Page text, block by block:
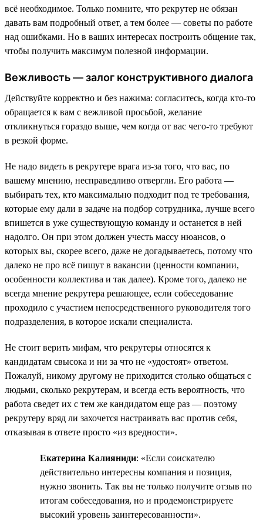
всё необходимое. Только помните, что рекрутер не обязан
давать вам подробный ответ, а тем более — советы по работе
над ошибками. Но в ваших интересах построить общение так,
чтобы получить максимум полезной информации.
Вежливость — залог конструктивного диалога
Действуйте корректно и без нажима: согласитесь, когда кто-то
обращается к вам с вежливой просьбой, желание
откликнуться гораздо выше, чем когда от вас чего-то требуют
в резкой форме.
Не надо видеть в рекрутере врага из-за того, что вас, по
вашему мнению, несправедливо отвергли. Его работа —
выбирать тех, кто максимально подходит под те требования,
которые ему дали в задаче на подбор сотрудника, лучше всего
впишется в уже существующую команду и останется в ней
надолго. Он при этом должен учесть массу нюансов, о
которых вы, скорее всего, даже не догадываетесь, потому что
далеко не про всё пишут в вакансии (ценности компании,
особенности коллектива и так далее). Кроме того, далеко не
всегда мнение рекрутера решающее, если собеседование
проходило с участием непосредственного руководителя того
подразделения, в которое искали специалиста.
Не стоит верить мифам, что рекрутеры относятся к
кандидатам свысока и ни за что не «удостоят» ответом.
Пожалуй, никому другому не приходится столько общаться с
людьми, сколько рекрутерам, и всегда есть вероятность, что
работа сведет их с тем же кандидатом еще раз — поэтому
рекрутеру вряд ли захочется настраивать вас против себя,
отказывая в ответе просто «из вредности».
Екатерина Калияниди: «Если соискателю
действительно интересны компания и позиция,
нужно звонить. Так вы не только получите отзыв по
итогам собеседования, но и продемонстрируете
высокий уровень заинтересованности».